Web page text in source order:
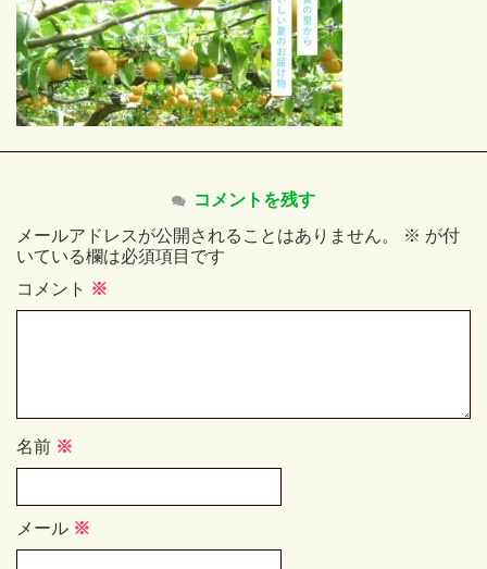
コメントを残す
メールアドレスが公開されることはありません。
※ が付
いている欄は必須項目です
コメント ※
名前 ※
メール ※